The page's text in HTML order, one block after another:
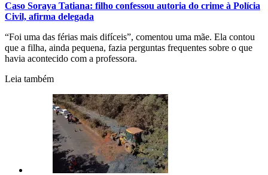
Caso Soraya Tatiana: filho confessou autoria do crime à Polícia
Civil, afirma delegada
“Foi uma das férias mais difíceis”, comentou uma mãe. Ela contou
que a filha, ainda pequena, fazia perguntas frequentes sobre o que
havia acontecido com a professora.
Leia também